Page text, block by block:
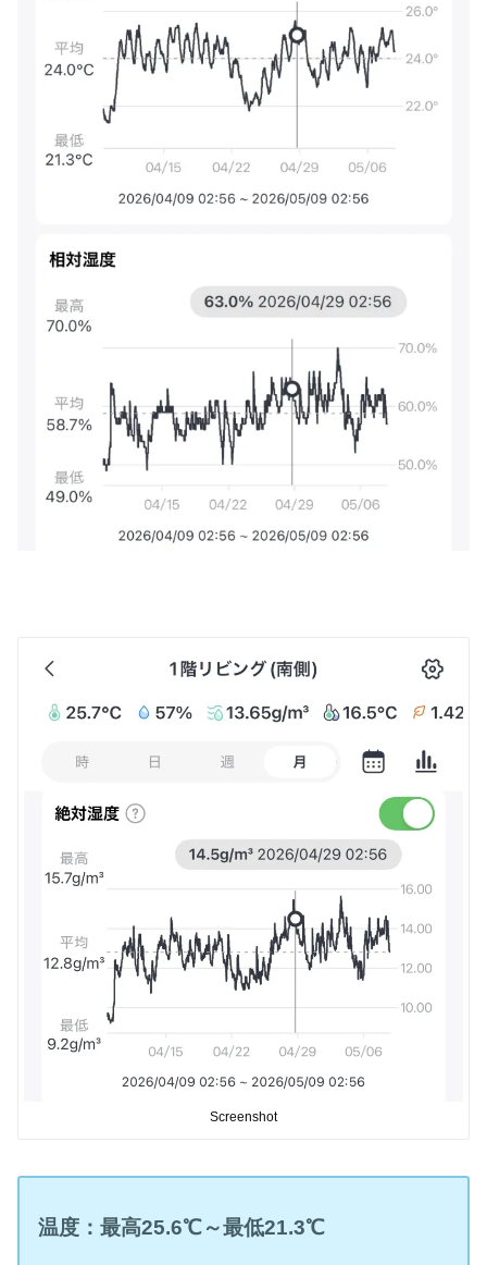
Screenshot
温度：最高25.6℃～最低21.3℃